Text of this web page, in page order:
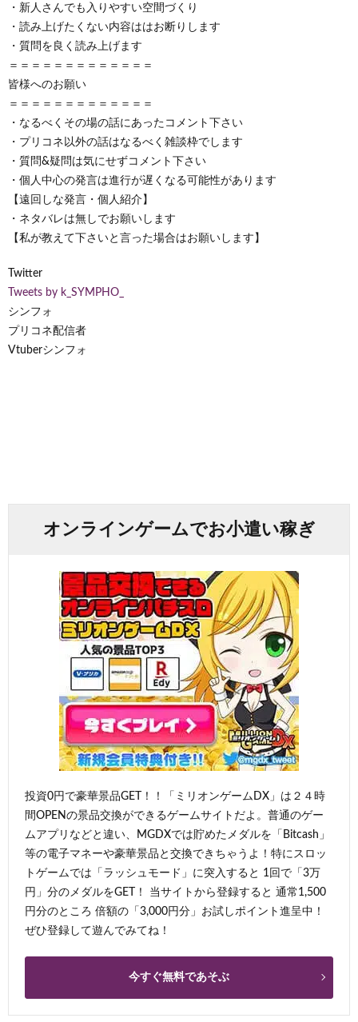
・新人さんでも入りやすい空間づくり
・読み上げたくない内容ははお断りします
・質問を良く読み上げます
＝＝＝＝＝＝＝＝＝＝＝＝＝
皆様へのお願い
＝＝＝＝＝＝＝＝＝＝＝＝＝
・なるべくその場の話にあったコメント下さい
・プリコネ以外の話はなるべく雑談枠でします
・質問&疑問は気にせずコメント下さい
・個人中心の発言は進行が遅くなる可能性があります
【遠回しな発言・個人紹介】
・ネタバレは無しでお願いします
【私が教えて下さいと言った場合はお願いします】
Twitter
Tweets by k_SYMPHO_
シンフォ
プリコネ配信者
Vtuberシンフォ
オンラインゲームでお小遣い稼ぎ
投資0円で豪華景品GET！！「ミリオンゲームDX」は２４時
間OPENの景品交換ができるゲームサイトだよ。普通のゲー
ムアプリなどと違い、MGDXでは貯めたメダルを「Bitcash」
等の電子マネーや豪華景品と交換できちゃうよ！特にスロッ
トゲームでは「ラッシュモード」に突入すると 1回で「3万
円」分のメダルをGET！ 当サイトから登録すると 通常1,500
円分のところ 倍額の「3,000円分」お試しポイント進呈中！
ぜひ登録して遊んでみてね！
今すぐ無料であそぶ